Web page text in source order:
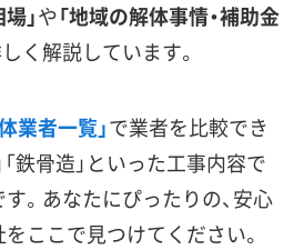
」や「地域の解体事情・補助金
く解説しています。
業者一覧」で業者を比較でき
「鉄骨造」といった工事内容で
。あなたにぴったりの、安心
ここで見つけてください。